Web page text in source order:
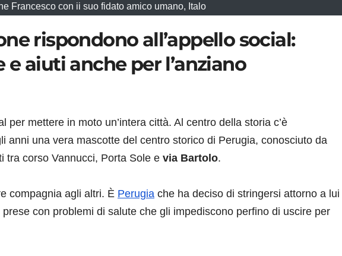
Francesco con ii suo fidato amico umano, Italo
rispondono all’appello social:
aiuti anche per l’anziano
per mettere in moto un’intera città. Al centro della storia c’è
anni una vera mascotte del centro storico di Perugia, conosciuto da
tra corso Vannucci, Porta Sole e via Bartolo.
compagnia agli altri. È Perugia che ha deciso di stringersi attorno a lui
con problemi di salute che gli impediscono perfino di uscire per